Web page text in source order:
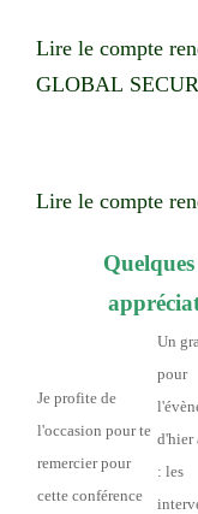
Lire le compte
GLOBAL
Lire le compte
Je profite de
l'occasion pour te
remercier pour
cette conférence
Un
pour
d'hier
: les